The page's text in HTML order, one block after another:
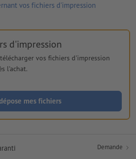
vos fichiers d'impression
d'impression
vos fichiers d'impression
l'achat.
mes fichiers
Demande